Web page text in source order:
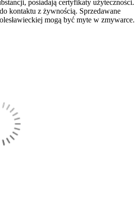
posiadają certyfikaty użyteczności.
kontaktu z żywnością. Sprzedawane
mogą być myte w zmywarce.